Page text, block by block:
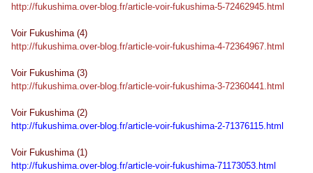
http://fukushima.over-blog.fr/article-voir-fukushima-5-72462945.html
Voir Fukushima (4)
http://fukushima.over-blog.fr/article-voir-fukushima-4-72364967.html
Voir Fukushima (3)
http://fukushima.over-blog.fr/article-voir-fukushima-3-72360441.html
Voir Fukushima (2)
http://fukushima.over-blog.fr/article-voir-fukushima-2-71376115.html
Voir Fukushima (1)
http://fukushima.over-blog.fr/article-voir-fukushima-71173053.html